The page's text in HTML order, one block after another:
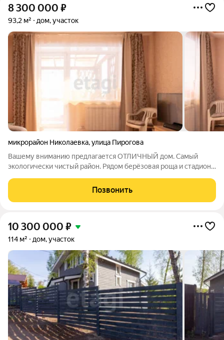
8 300 000 ₽
93,2 м² дом, участок
микрорайон Николаевка,улица Пирогова
Вашему вниманию предлагается ОТЛИЧНЫЙ дом. Самый
экологически чистый район. Рядом берёзовая роща и стадион
пенопласт и 5 см мин-плита и гипсокартон. Дом нужно обшить
сайдингом и доделать по
Позвонить
10 300 000 ₽
114 м² дом, участок